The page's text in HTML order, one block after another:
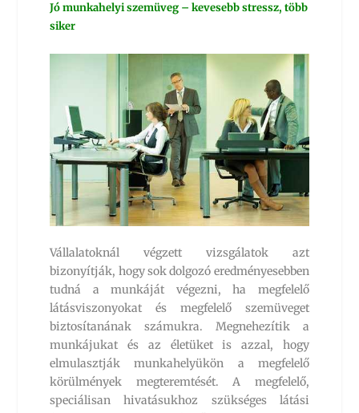
Jó munkahelyi szemüveg – kevesebb stressz, több
siker
Vállalatoknál végzett vizsgálatok azt
bizonyítják, hogy sok dolgozó eredményesebben
tudná a munkáját végezni, ha megfelelő
látásviszonyokat és megfelelő szemüveget
biztosítanának számukra. Megnehezítik a
munkájukat és az életüket is azzal, hogy
elmulasztják munkahelyükön a megfelelő
körülmények megteremtését. A megfelelő,
speciálisan hivatásukhoz szükséges látási